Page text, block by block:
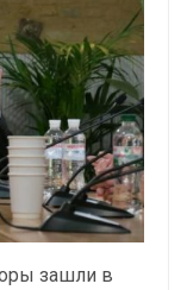
зашли в